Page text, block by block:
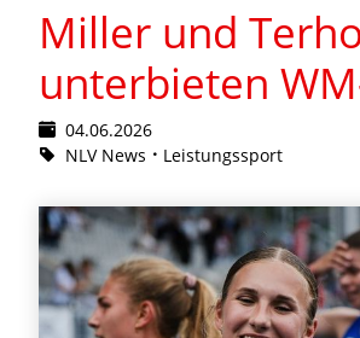
Miller und
unterbieten
04.06.2026
NLV News
Leistungssport